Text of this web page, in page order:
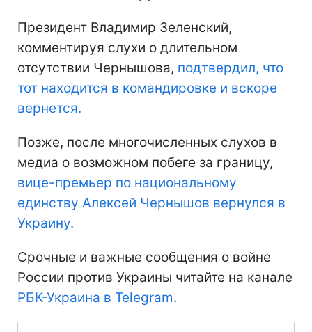
Президент Владимир Зеленский,
комментируя слухи о длительном
отсутствии Чернышова, подтвердил, что
тот находится в командировке и вскоре
вернется.
Позже, после многочисленных слухов в
медиа о возможном побеге за границу,
вице-премьер по национальному
единству Алексей Чернышов вернулся в
Украину.
Срочные и важные сообщения о войне
России против Украины читайте на канале
РБК-Украина в Telegram.